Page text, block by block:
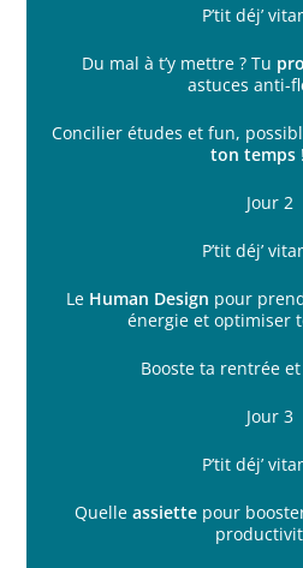
P’tit déj’
Du mal à t’y mettre ? Tu
astuces anti-
Concilier études et fun,
ton temps!
Jour 2
P’tit déj’
Le Human Design pour
énergie et optimiser
Booste ta rentrée et
Jour 3
P’tit déj’
Quelle assiette pour